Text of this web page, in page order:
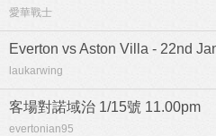
愛華戰士
Everton vs Aston Villa - 22nd
laukarwing
客場對諾域治 1/15號 11.00pm
evertonian95